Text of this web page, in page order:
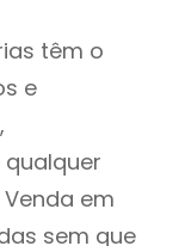
têm o
e
em
sem que